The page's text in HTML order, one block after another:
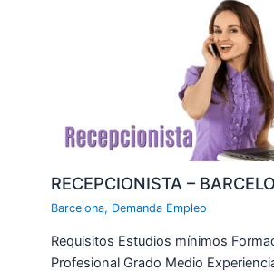
RECEPCIONISTA –
Barcelona, Demanda Empleo
Requisitos Estudios mínimos
Profesional Grado Medio